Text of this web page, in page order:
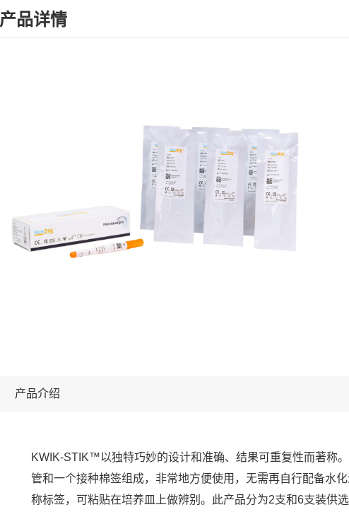
产品详情
产品介绍
KWIK-STIK™以独特巧妙的设计和准确、结果可重复性而著称
管和一个接种棉签组成，非常地方便使用，无需再自行配备水
称标签，可粘贴在培养皿上做辨别。此产品分为2支和6支装供选